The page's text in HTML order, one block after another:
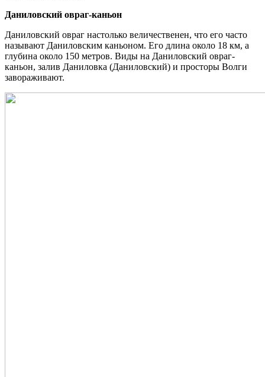
Даниловский овраг-каньон
Даниловский овраг настолько величественен, что его часто
называют Даниловским каньоном. Его длина около 18 км, а
глубина около 150 метров. Виды на Даниловский овраг-
каньон, залив Даниловка (Даниловский) и просторы Волги
завораживают.